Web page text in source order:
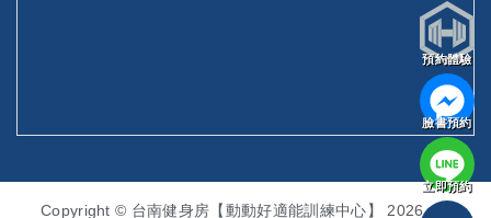
Copyright © 台南健身房【動動好適能訓練中心】 2026. All
預約體驗
臉書預約
立即預約